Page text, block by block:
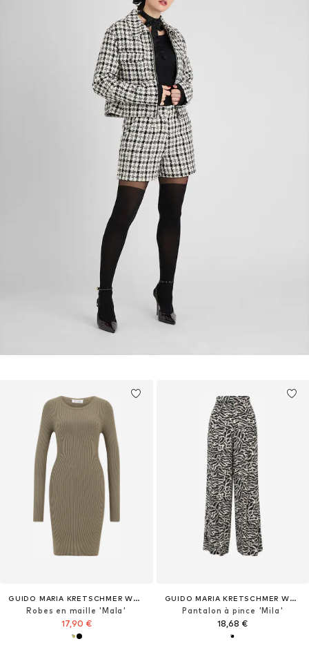
GUIDO MARIA KRETSCHMER WOMEN
Robes en maille 'Mala'
17,90 €
GUIDO MARIA KRETSCHMER WOMEN
Pantalon à pince 'Mila'
18,68 €